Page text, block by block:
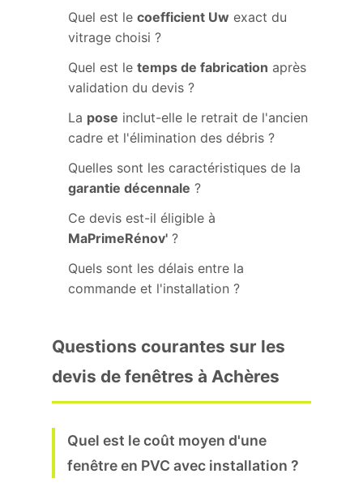
Quel est le coefficient Uw exact du
vitrage choisi ?
Quel est le temps de fabrication après
validation du devis ?
La pose inclut-elle le retrait de l'ancien
cadre et l'élimination des débris ?
Quelles sont les caractéristiques de la
garantie décennale ?
Ce devis est-il éligible à
MaPrimeRénov' ?
Quels sont les délais entre la
commande et l'installation ?
Questions courantes sur les
devis de fenêtres à Achères
Quel est le coût moyen d'une
fenêtre en PVC avec installation ?